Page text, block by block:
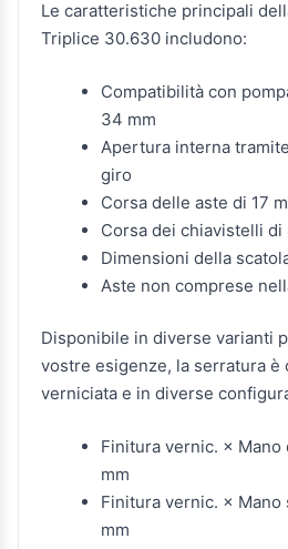
Le caratteristiche principali
Triplice 30.630 includono:
Compatibilità con
34 mm
Apertura interna
giro
Corsa delle aste di 17
Corsa dei chiavistelli di
Dimensioni della
Aste non comprese
Disponibile in diverse varianti
vostre esigenze, la serratura
verniciata e in diverse
Finitura vernic. ×
mm
Finitura vernic. ×
mm